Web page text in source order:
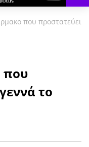
που προστατεύει
που
το